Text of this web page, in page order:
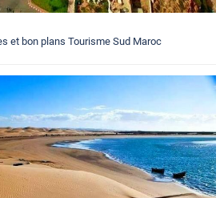
et bon plans Tourisme Sud Maroc